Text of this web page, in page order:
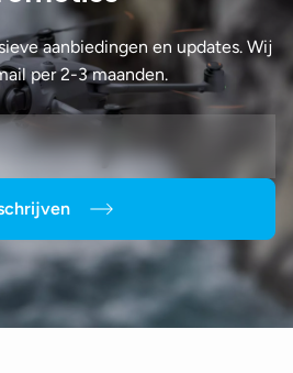
aanbiedingen en updates. Wij
per 2-3 maanden.